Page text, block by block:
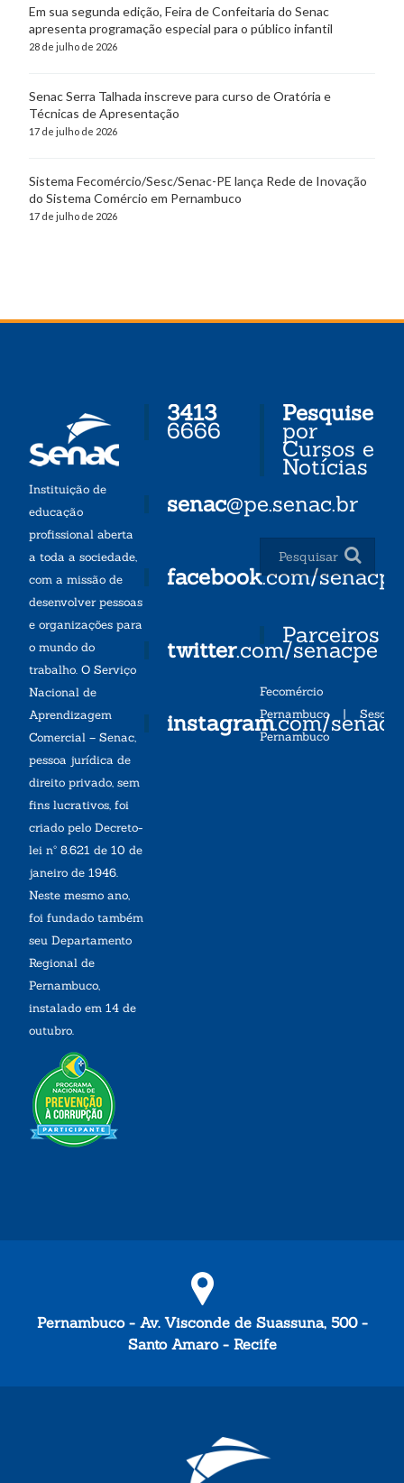
Em sua segunda edição, Feira de Confeitaria do Senac
apresenta programação especial para o público infantil
28 de julho de 2026
Senac Serra Talhada inscreve para curso de Oratória e
Técnicas de Apresentação
17 de julho de 2026
Sistema Fecomércio/Sesc/Senac-PE lança Rede de Inovação
do Sistema Comércio em Pernambuco
17 de julho de 2026
Instituição de
educação
profissional aberta
a toda a sociedade,
com a missão de
desenvolver pessoas
e organizações para
o mundo do
trabalho. O Serviço
Nacional de
Aprendizagem
Comercial – Senac,
pessoa jurídica de
direito privado, sem
fins lucrativos, foi
criado pelo Decreto-
lei nº 8.621 de 10 de
janeiro de 1946.
Neste mesmo ano,
foi fundado também
seu Departamento
Regional de
Pernambuco,
instalado em 14 de
outubro.
3413
6666
senac@pe.senac.br
facebook.com/senacpe
twitter.com/senacpe
instagram.com/
Pesquise
por
Cursos e
Notícias
Parceiros
Fecomércio
Pernambuco| Sesc
Pernambuco
Pernambuco - Av. Visconde de Suassuna, 500 -
Santo Amaro - Recife